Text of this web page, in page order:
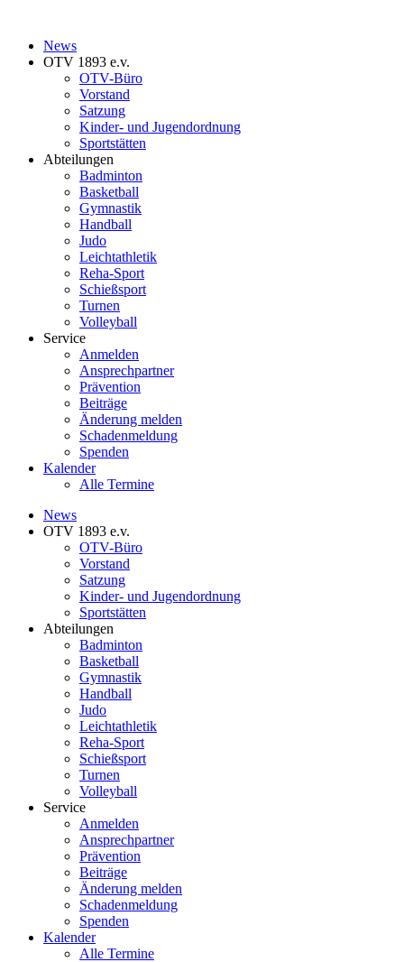
News
OTV 1893 e.v.
OTV-Büro
Vorstand
Satzung
Kinder- und Jugendordnung
Sportstätten
Abteilungen
Badminton
Basketball
Gymnastik
Handball
Judo
Leichtathletik
Reha-Sport
Schießsport
Turnen
Volleyball
Service
Anmelden
Ansprechpartner
Prävention
Beiträge
Änderung melden
Schadenmeldung
Spenden
Kalender
Alle Termine
News
OTV 1893 e.v.
OTV-Büro
Vorstand
Satzung
Kinder- und Jugendordnung
Sportstätten
Abteilungen
Badminton
Basketball
Gymnastik
Handball
Judo
Leichtathletik
Reha-Sport
Schießsport
Turnen
Volleyball
Service
Anmelden
Ansprechpartner
Prävention
Beiträge
Änderung melden
Schadenmeldung
Spenden
Kalender
Alle Termine